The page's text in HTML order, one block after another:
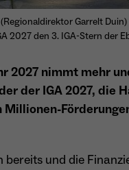
Name
Zweck
Name
Laufzeit
Zweck
Name
Garrelt
2027 den 3. IGA-Stern der
2027 nimmt mehr
der IGA 2027, die
Millionen-
bereits und die